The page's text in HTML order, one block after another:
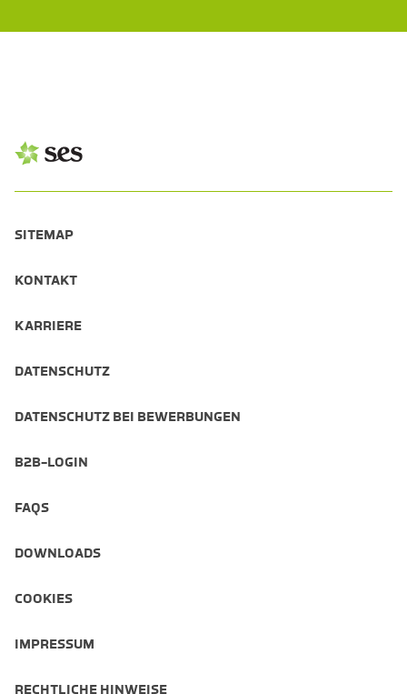
SITEMAP
KONTAKT
KARRIERE
DATENSCHUTZ
DATENSCHUTZ BEI BEWERBUNGEN
B2B-LOGIN
FAQS
DOWNLOADS
COOKIES
IMPRESSUM
RECHTLICHE HINWEISE